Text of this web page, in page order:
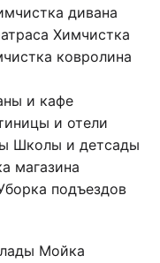
дивана
Химчистка
ковролина
и кафе
и отели
Школы и детсады
магазина
подъездов
Мойка